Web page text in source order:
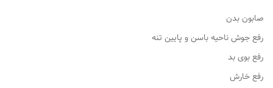
صابون بدن
رفع جوش ناحیه باسن و پایین تنه
رفع بوی بد
رفع خارش